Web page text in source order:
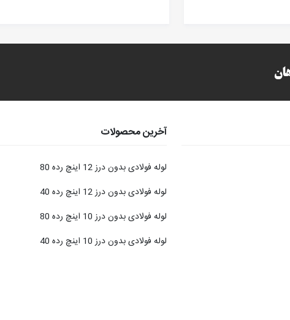
آخرین محصولات
لوله فولادی بدون درز 12 اینچ رده 80
لوله فولادی بدون درز 12 اینچ رده 40
لوله فولادی بدون درز 10 اینچ رده 80
لوله فولادی بدون درز 10 اینچ رده 40